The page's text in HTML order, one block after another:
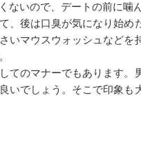
いので、デートの前に噛
、後は口臭が気になり始め
いマウスウォッシュなどを
てのマナーでもあります。
いでしょう。そこで印象も